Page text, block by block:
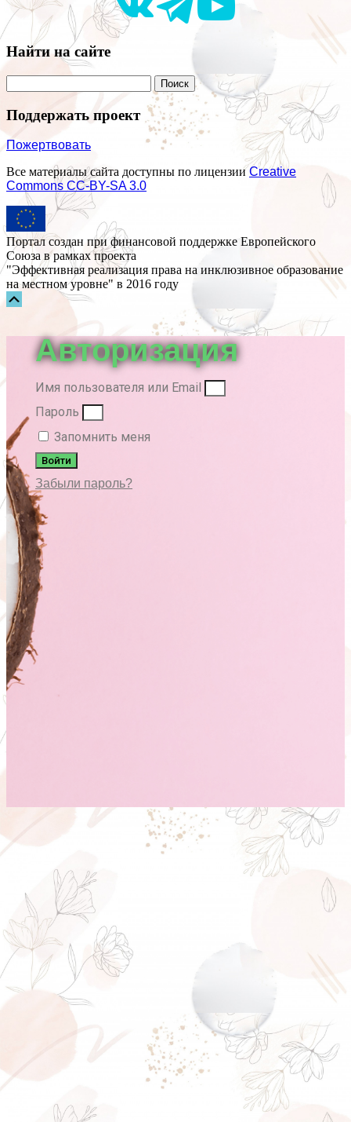
Найти на сайте
Поддержать проект
Пожертвовать
Все материалы сайта доступны по лицензииCreative
Commons СС-BY-SA 3.0
Портал создан при финансовой поддержке Европейского
Союза в рамках проекта
"Эффективная реализация права на инклюзивное образование
на местном уровне" в 2016 году
Прокрутка
Авторизация
Имя пользователя или Email
Пароль
Запомнить меня
Войти
Забыли пароль?